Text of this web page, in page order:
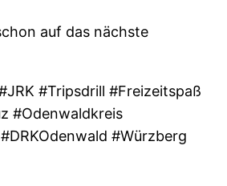
auf das nächste
#Tripsdrill #Freizeitspaß
#Odenwaldkreis
#Würzberg